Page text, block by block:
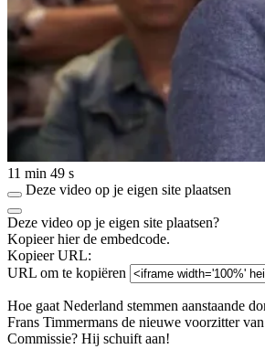
11 min 49 s
Deze video op je eigen site plaatsen
Deze video op je eigen site plaatsen?
Kopieer hier de embedcode.
Kopieer URL:
URL om te kopiëren
Hoe gaat Nederland stemmen aanstaande
Frans Timmermans de nieuwe voorzitter
Commissie? Hij schuift aan!